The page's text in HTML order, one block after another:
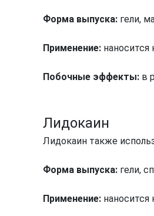
Форма выпуска: гели,
Применение:
Побочные эффекты: в
Лидокаин
Лидокаин также
Форма выпуска: гели,
Применение: наносится